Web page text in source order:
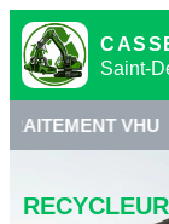
Saint-
VHU •